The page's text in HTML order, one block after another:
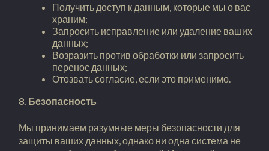
Получить доступ к данным, которые мы о вас
храним;
Запросить исправление или удаление ваших
данных;
Возразить против обработки или запросить
перенос данных;
Отозвать согласие, если это применимо.
8. Безопасность
Мы принимаем разумные меры безопасности для
защиты ваших данных, однако ни одна система не